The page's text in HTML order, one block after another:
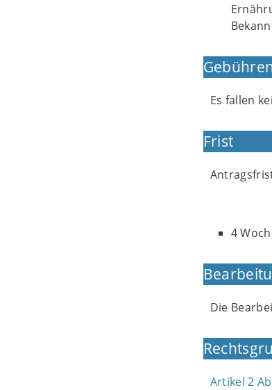
Es fallen
Frist
4
Die
Artikel 2